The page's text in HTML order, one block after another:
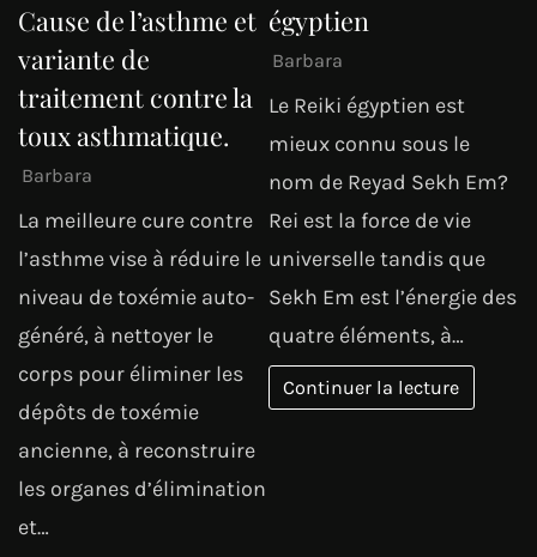
Cause de l’asthme et
variante de
traitement contre la
toux asthmatique.
Barbara
La meilleure cure contre
l’asthme vise à réduire le
niveau de toxémie auto-
généré, à nettoyer le
corps pour éliminer les
dépôts de toxémie
ancienne, à reconstruire
les organes d’élimination
et…
égyptien
Barbara
Le Reiki égyptien est
mieux connu sous le
nom de Reyad Sekh Em?
Rei est la force de vie
universelle tandis que
Sekh Em est l’énergie des
quatre éléments, à…
Continuer la lecture